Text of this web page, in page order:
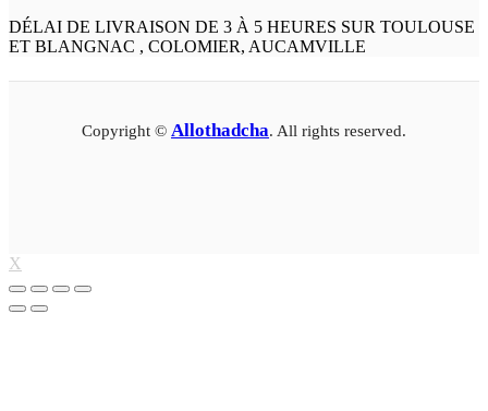
DÉLAI DE LIVRAISON DE 3 À 5 HEURES SUR TOULOUSE
ET BLANGNAC , COLOMIER, AUCAMVILLE
Copyright © Allothadcha. All rights reserved.
X